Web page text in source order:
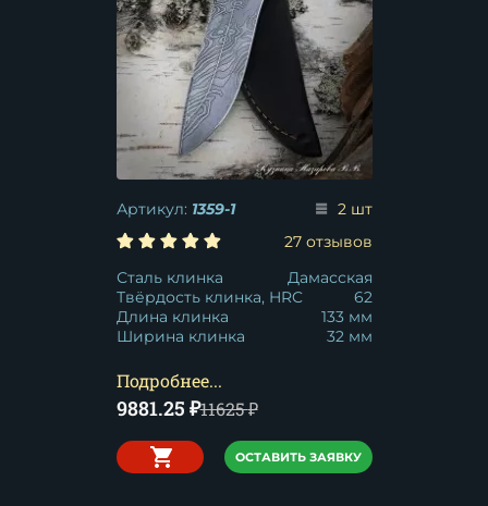
Артикул: 1359-1
2 шт
27 отзывов
Сталь клинка
Дамасская
Твёрдость клинка, HRC
62
Длина клинка
133 мм
Ширина клинка
32 мм
Подробнее...
9881.25 ₽11625₽
ОСТАВИТЬ ЗАЯВКУ